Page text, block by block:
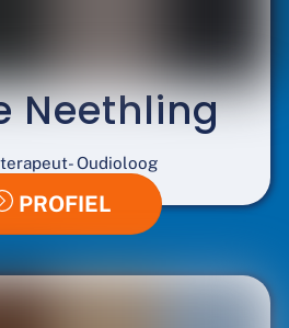
Neethling
Oudioloog
PROFIEL